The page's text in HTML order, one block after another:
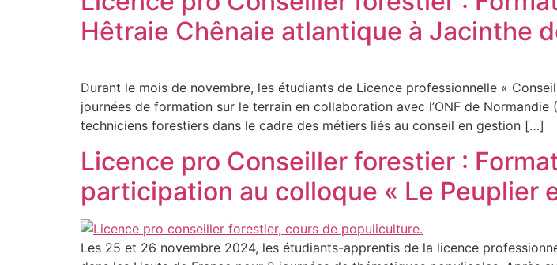
Hêtraie Chênaie atlantique à Jacinthe
Durant le mois de novembre, les étudiants de Licence professionnelle «
journées de formation sur le terrain en collaboration avec l’ONF de
techniciens forestiers dans le cadre des métiers liés au conseil en gestion […]
Licence pro Conseiller forestier :
participation au colloque « Le Peuplier
Les 25 et 26 novembre 2024, les étudiants-apprentis de la licence